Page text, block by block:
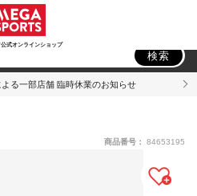
公式オンラインショップ
検索
る一部店舗 臨時休業のお知らせ
商品番号： 84653195